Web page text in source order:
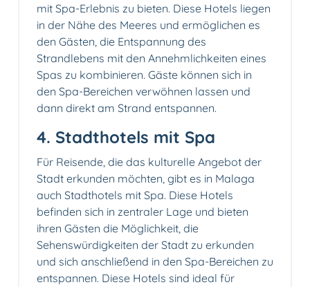
mit Spa-Erlebnis zu bieten. Diese Hotels liegen
in der Nähe des Meeres und ermöglichen es
den Gästen, die Entspannung des
Strandlebens mit den Annehmlichkeiten eines
Spas zu kombinieren. Gäste können sich in
den Spa-Bereichen verwöhnen lassen und
dann direkt am Strand entspannen.
4. Stadthotels mit Spa
Für Reisende, die das kulturelle Angebot der
Stadt erkunden möchten, gibt es in Malaga
auch Stadthotels mit Spa. Diese Hotels
befinden sich in zentraler Lage und bieten
ihren Gästen die Möglichkeit, die
Sehenswürdigkeiten der Stadt zu erkunden
und sich anschließend in den Spa-Bereichen zu
entspannen. Diese Hotels sind ideal für